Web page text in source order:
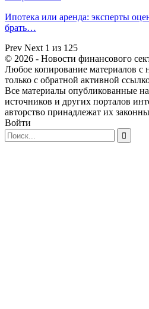
Ипотека или аренда: эксперты
брать…
Prev Next 1 из 125
© 2026 - Новости финансового
Любое копирование материалов с
только с обратной активной
Все материалы опубликованные
источников и других порталов
авторство принадлежат их
Войти